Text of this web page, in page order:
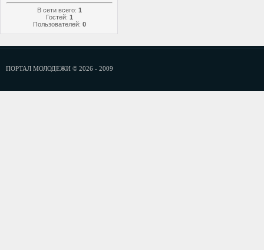
В сети всего: 1
Гостей: 1
Пользователей: 0
ПОРТАЛ МОЛОДЕЖИ © 2026 - 2009